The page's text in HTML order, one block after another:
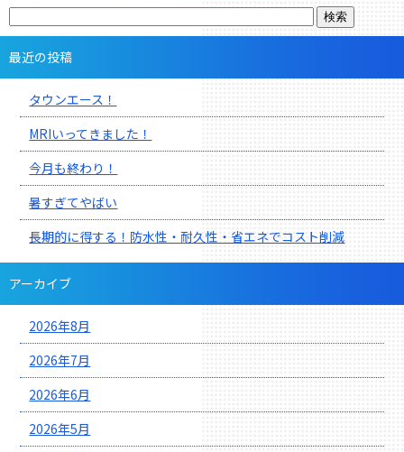
最近の投稿
タウンエース！
MRIいってきました！
今月も終わり！
暑すぎてやばい
長期的に得する！防水性・耐久性・省エネでコスト削減
アーカイブ
2026年8月
2026年7月
2026年6月
2026年5月